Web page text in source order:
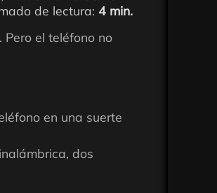
de lectura: 4 min.
el teléfono no
en una suerte
dos